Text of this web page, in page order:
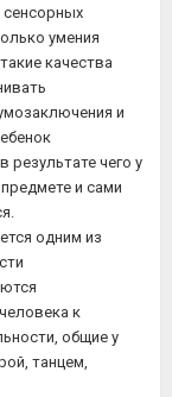
сенсорных
умения
качества
и
чего у
и сами
одним из
к
общие у
танцем,